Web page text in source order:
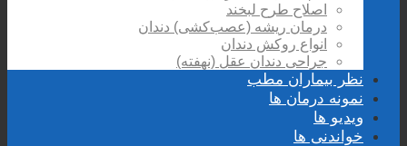
اصلاح طرح لبخند
درمان ریشه (عصب‌کشی) دندان
انواع روکش دندان
جراحی دندان عقل (نهفته)
نظر بیماران مطب
نمونه درمان ها
ویدیو ها
خواندنی ها